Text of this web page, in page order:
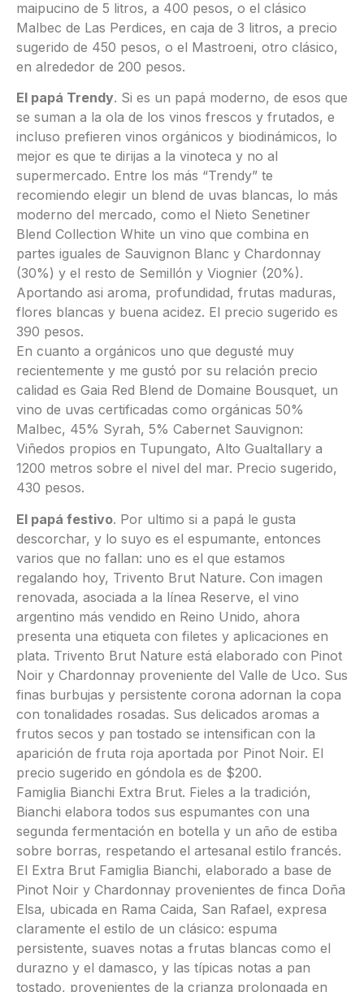
maipucino de 5 litros, a 400 pesos, o el clásico
Malbec de Las Perdices, en caja de 3 litros, a precio
sugerido de 450 pesos, o el Mastroeni, otro clásico,
en alrededor de 200 pesos.
El papá Trendy. Si es un papá moderno, de esos que
se suman a la ola de los vinos frescos y frutados, e
incluso prefieren vinos orgánicos y biodinámicos, lo
mejor es que te dirijas a la vinoteca y no al
supermercado. Entre los más “Trendy” te
recomiendo elegir un blend de uvas blancas, lo más
moderno del mercado, como el Nieto Senetiner
Blend Collection White un vino que combina en
partes iguales de Sauvignon Blanc y Chardonnay
(30%) y el resto de Semillón y Viognier (20%).
Aportando asi aroma, profundidad, frutas maduras,
flores blancas y buena acidez. El precio sugerido es
390 pesos.
En cuanto a orgánicos uno que degusté muy
recientemente y me gustó por su relación precio
calidad es Gaia Red Blend de Domaine Bousquet, un
vino de uvas certificadas como orgánicas 50%
Malbec, 45% Syrah, 5% Cabernet Sauvignon:
Viñedos propios en Tupungato, Alto Gualtallary a
1200 metros sobre el nivel del mar. Precio sugerido,
430 pesos.
El papá festivo. Por ultimo si a papá le gusta
descorchar, y lo suyo es el espumante, entonces
varios que no fallan: uno es el que estamos
regalando hoy, Trivento Brut Nature. Con imagen
renovada, asociada a la línea Reserve, el vino
argentino más vendido en Reino Unido, ahora
presenta una etiqueta con filetes y aplicaciones en
plata. Trivento Brut Nature está elaborado con Pinot
Noir y Chardonnay proveniente del Valle de Uco. Sus
finas burbujas y persistente corona adornan la copa
con tonalidades rosadas. Sus delicados aromas a
frutos secos y pan tostado se intensifican con la
aparición de fruta roja aportada por Pinot Noir. El
precio sugerido en góndola es de $200.
Famiglia Bianchi Extra Brut. Fieles a la tradición,
Bianchi elabora todos sus espumantes con una
segunda fermentación en botella y un año de estiba
sobre borras, respetando el artesanal estilo francés.
El Extra Brut Famiglia Bianchi, elaborado a base de
Pinot Noir y Chardonnay provenientes de finca Doña
Elsa, ubicada en Rama Caida, San Rafael, expresa
claramente el estilo de un clásico: espuma
persistente, suaves notas a frutas blancas como el
durazno y el damasco, y las típicas notas a pan
tostado, provenientes de la crianza prolongada en